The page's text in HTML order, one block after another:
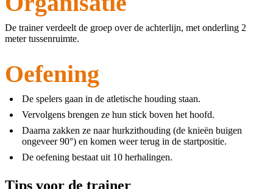
De trainer verdeelt de groep over de achterlijn, met onderling 2
meter tussenruimte.
Oefening
De spelers gaan in de atletische houding staan.
Vervolgens brengen ze hun stick boven het hoofd.
Daarna zakken ze naar hurkzithouding (de knieën buigen
ongeveer 90°) en komen weer terug in de startpositie.
De oefening bestaat uit 10 herhalingen.
Tips voor de trainer